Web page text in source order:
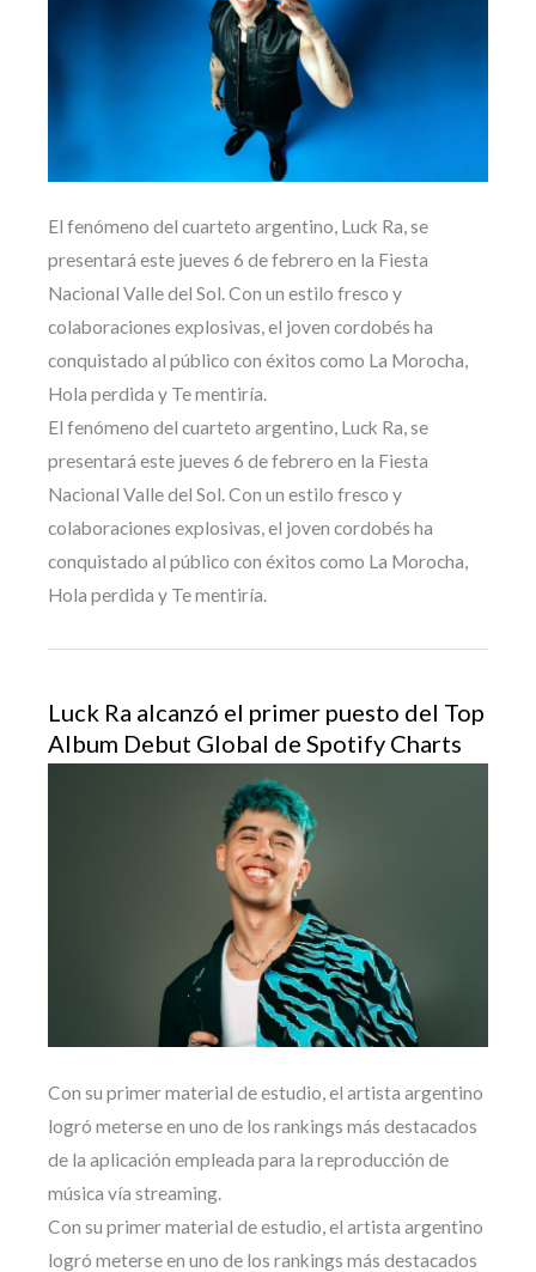
El fenómeno del cuarteto argentino, Luck Ra, se
presentará este jueves 6 de febrero en la Fiesta
Nacional Valle del Sol. Con un estilo fresco y
colaboraciones explosivas, el joven cordobés ha
conquistado al público con éxitos como La Morocha,
Hola perdida y Te mentiría.
El fenómeno del cuarteto argentino, Luck Ra, se
presentará este jueves 6 de febrero en la Fiesta
Nacional Valle del Sol. Con un estilo fresco y
colaboraciones explosivas, el joven cordobés ha
conquistado al público con éxitos como La Morocha,
Hola perdida y Te mentiría.
Luck Ra alcanzó el primer puesto del Top
Album Debut Global de Spotify Charts
Con su primer material de estudio, el artista argentino
logró meterse en uno de los rankings más destacados
de la aplicación empleada para la reproducción de
música vía streaming.
Con su primer material de estudio, el artista argentino
logró meterse en uno de los rankings más destacados